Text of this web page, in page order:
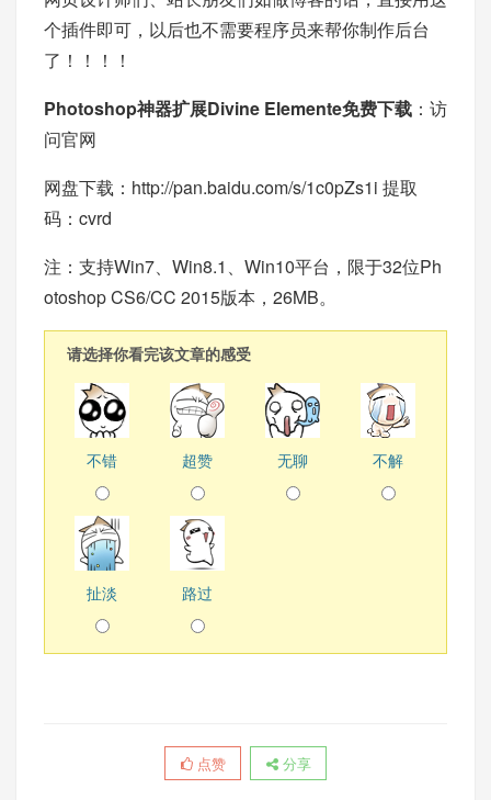
个插件即可，以后也不需要程序员来帮你制作后台
了！！！！
Photoshop神器扩展Divine Elemente免费下载 ： 访
问官网
网盘下载： http://pan.baidu.com/s/1c0pZs1i 提取
码：cvrd
注：支持Win7、Win8.1、Win10平台，限于32位Ph
otoshop CS6/CC 2015版本，26MB。
请选择你看完该文章的感受
不错 超赞 无聊 不解
扯淡 路过
点赞 分享